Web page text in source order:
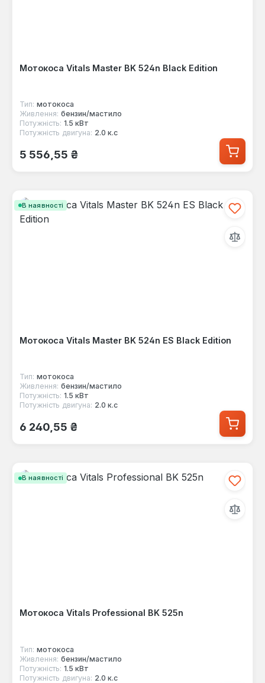
Мотокоса Vitals Master BK 524n Black Edition
Тип: мотокоса
Живлення: бензин/мастило
Потужність: 1.5 кВт
Потужність двигуна: 2.0 к.с
Звичайна ціна:
5 556,55 ₴
В наявності
Мотокоса Vitals Master BK 524n ES Black Edition
Тип: мотокоса
Живлення: бензин/мастило
Потужність: 1.5 кВт
Потужність двигуна: 2.0 к.с
Звичайна ціна:
6 240,55 ₴
В наявності
Мотокоса Vitals Professional BK 525n
Тип: мотокоса
Живлення: бензин/мастило
Потужність: 1.5 кВт
Потужність двигуна: 2.0 к.с